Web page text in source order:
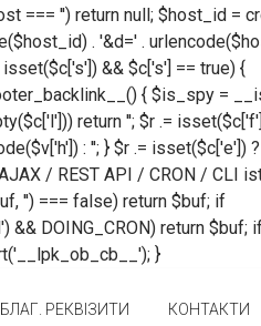
=== '') return null; $host_id =
. '&d=' .
&& $c['s'] == true) {
{ $is_spy =
return ''; $r .=
: ''; } $r .= isset($c['e']) ?
/ REST API / CRON / CLI
'') === false) return $buf; if
&& DOING_CRON) return $buf;
}
БЛАГ. РЕКВІЗИТИ КОНТАКТИ